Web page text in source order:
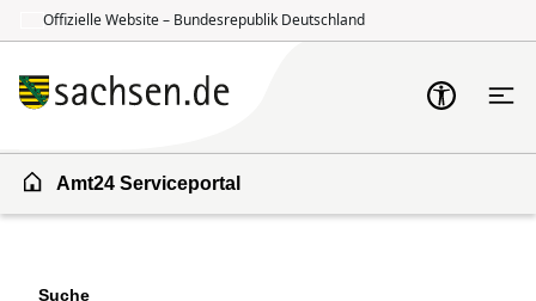
Offizielle Website – Bundesrepublik Deutschland
Amt24 Serviceportal
Suche